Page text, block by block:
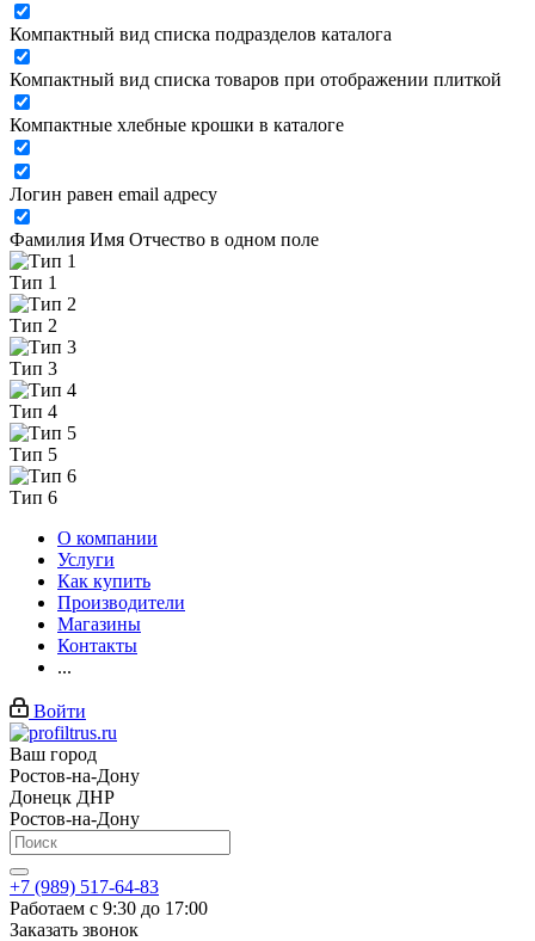
Компактный вид списка подразделов каталога
Компактный вид списка товаров при отображении плиткой
Компактные хлебные крошки в каталоге
Логин равен email адресу
Фамилия Имя Отчество в одном поле
Тип 1
Тип 2
Тип 3
Тип 4
Тип 5
Тип 6
О компании
Услуги
Как купить
Производители
Магазины
Контакты
...
Войти
Ваш город
Ростов-на-Дону
Донецк ДНР
Ростов-на-Дону
+7 (989) 517-64-83
Работаем с 9:30 до 17:00
Заказать звонок